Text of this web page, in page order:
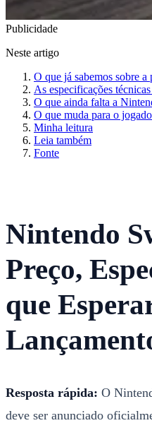
Publicidade
Neste artigo
O que já sabemos sobre
As especificações
O que ainda falta a
O que muda para o
Minha leitura
Leia também
Fonte
Nintendo
Preço,
que
Resposta rápida: O
deve ser anunciado